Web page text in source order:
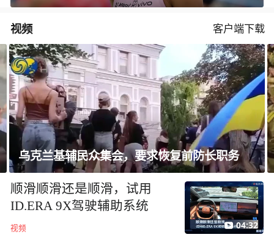
视频 客户端下载
乌克兰基辅民众集会，要求恢复前防长职务
顺滑顺滑还是顺滑，试用
ID.ERA 9X驾驶辅助系统
视频 04:32